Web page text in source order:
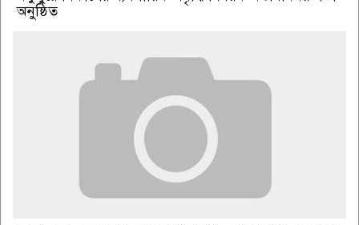
অনুষ্ঠিত